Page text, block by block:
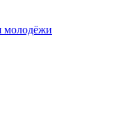
молодёжи